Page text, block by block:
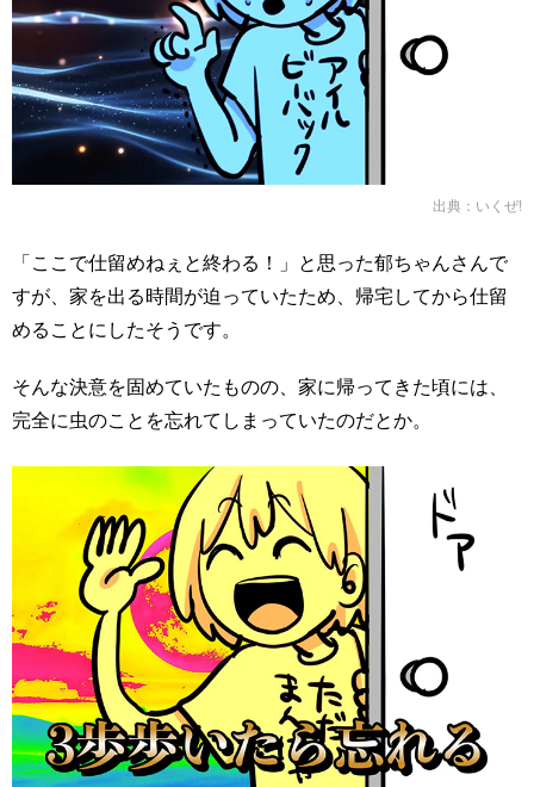
出典： いくぜ!
「ここで仕留めねぇと終わる！」と思った郁ちゃんさんで
すが、家を出る時間が迫っていたため、帰宅してから仕留
めることにしたそうです。
そんな決意を固めていたものの、家に帰ってきた頃には、
完全に虫のことを忘れてしまっていたのだとか。